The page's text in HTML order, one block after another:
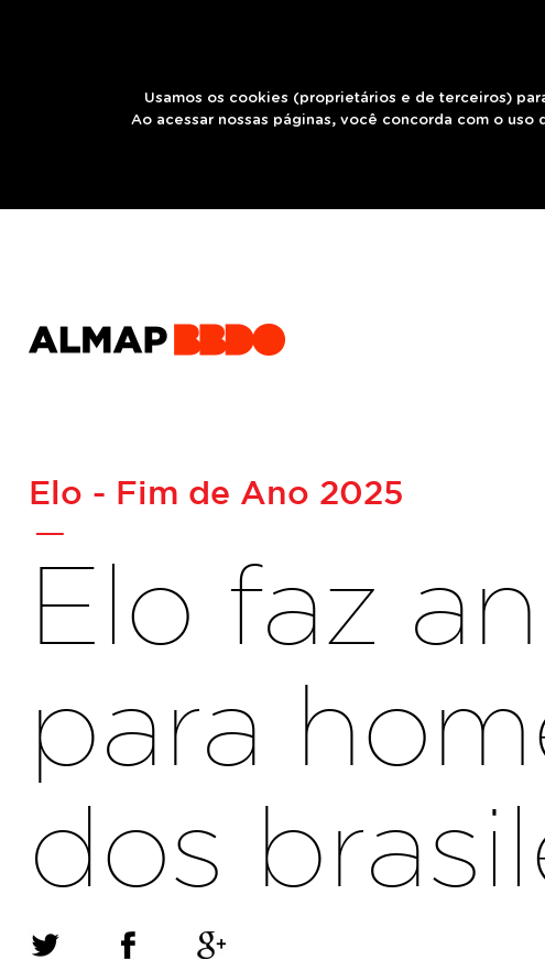
Usamos os cookies (proprietários e de terceiros)
Ao acessar nossas páginas, você concorda com o
Elo - Fim de Ano 2025
-
Elo faz
para
dos